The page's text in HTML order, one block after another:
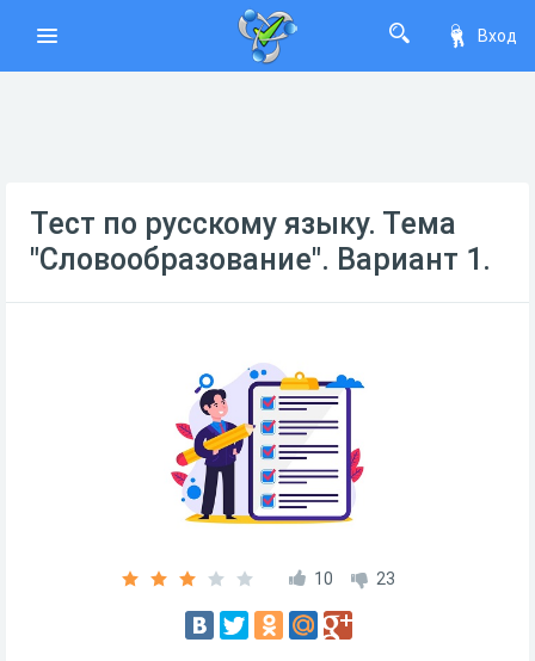
Вход
Тест по русскому языку. Тема
"Словообразование". Вариант 1.
10 23